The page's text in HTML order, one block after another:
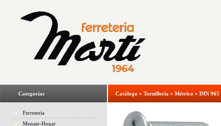
Categorías
Ferretería
Menaje-Hogar
Catálogo » Tornillería » Métrico » DIN 965